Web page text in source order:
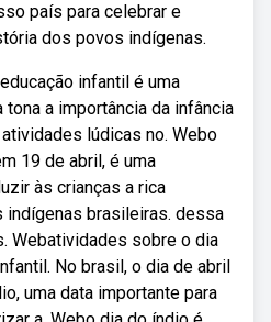
país para celebrar e
dos povos indígenas.
infantil é uma
a importância da infância
lúdicas no. Webo
19 de abril, é uma
às crianças a rica
indígenas brasileiras. dessa
Webatividades sobre o dia
No brasil, o dia de abril
uma data importante para